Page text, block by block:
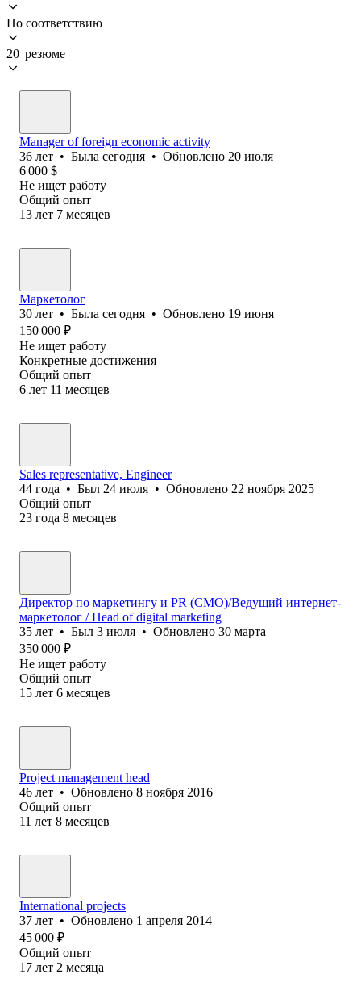
По соответствию
20 резюме
Manager of foreign economic activity
36 лет • Была сегодня • Обновлено 20 июля
6 000 $
Не ищет работу
Общий опыт
13 лет 7 месяцев
Маркетолог
30 лет • Была сегодня • Обновлено 19 июня
150 000 ₽
Не ищет работу
Конкретные достижения
Общий опыт
6 лет 11 месяцев
Sales representative, Engineer
44 года • Был 24 июля • Обновлено 22 ноября 2025
Общий опыт
23 года 8 месяцев
Директор по маркетингу и PR (CMO)/Ведущий интернет-
маркетолог / Head of digital marketing
35 лет • Был 3 июля • Обновлено 30 марта
350 000 ₽
Не ищет работу
Общий опыт
15 лет 6 месяцев
Project management head
46 лет • Обновлено 8 ноября 2016
Общий опыт
11 лет 8 месяцев
International projects
37 лет • Обновлено 1 апреля 2014
45 000 ₽
Общий опыт
17 лет 2 месяца